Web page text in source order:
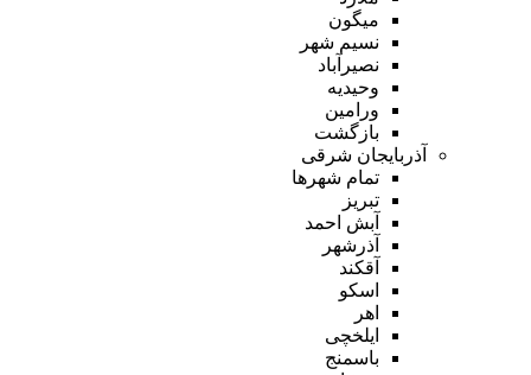
میگون
نسیم شهر
نصیرآباد
وحیدیه
ورامین
بازگشت
آذربایجان شرقی
تمام شهر‌ها
تبریز
آبش احمد
آذرشهر
آقکند
اسکو
اهر
ایلخچی
باسمنج